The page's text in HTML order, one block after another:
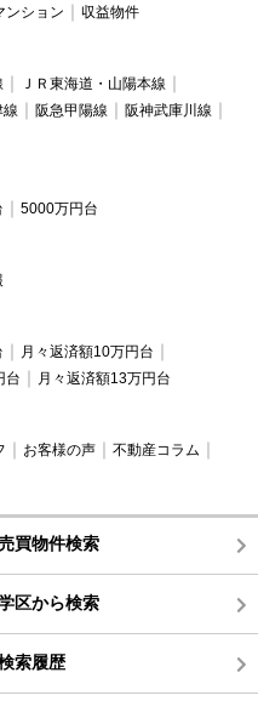
ンション 収益物件
ＪＲ東海道・山陽本線
線 阪急甲陽線
阪神武庫川線
5000万円台
月々返済額10万円台
台 月々返済額13万円台
お客様の声
不動産コラム
買物件検索
区から検索
索履歴